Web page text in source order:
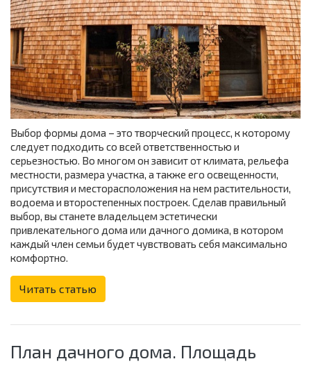
Выбор формы дома – это творческий процесс, к которому
следует подходить со всей ответственностью и
серьезностью. Во многом он зависит от климата, рельефа
местности, размера участка, а также его освещенности,
присутствия и месторасположения на нем растительности,
водоема и второстепенных построек. Сделав правильный
выбор, вы станете владельцем эстетически
привлекательного дома или дачного домика, в котором
каждый член семьи будет чувствовать себя максимально
комфортно.
Читать статью
План дачного дома. Площадь